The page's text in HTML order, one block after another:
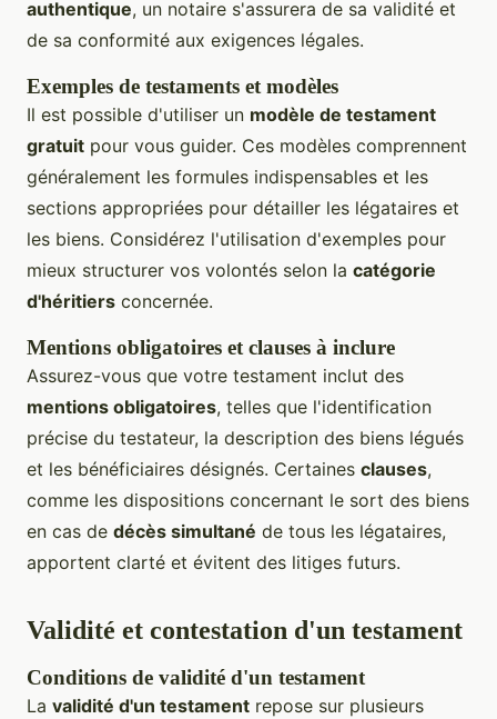
authentique, un notaire s'assurera de sa validité et
de sa conformité aux exigences légales.
Exemples de testaments et modèles
Il est possible d'utiliser un modèle de testament
gratuit pour vous guider. Ces modèles comprennent
généralement les formules indispensables et les
sections appropriées pour détailler les légataires et
les biens. Considérez l'utilisation d'exemples pour
mieux structurer vos volontés selon la catégorie
d'héritiers concernée.
Mentions obligatoires et clauses à inclure
Assurez-vous que votre testament inclut des
mentions obligatoires, telles que l'identification
précise du testateur, la description des biens légués
et les bénéficiaires désignés. Certaines clauses,
comme les dispositions concernant le sort des biens
en cas de décès simultané de tous les légataires,
apportent clarté et évitent des litiges futurs.
Validité et contestation d'un testament
Conditions de validité d'un testament
La validité d'un testament repose sur plusieurs